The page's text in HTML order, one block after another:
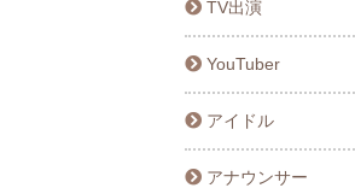
TV出演
YouTuber
アイドル
アナウンサー